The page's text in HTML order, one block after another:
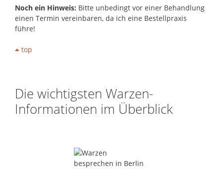
Noch ein Hinweis: Bitte unbedingt vor einer Behandlung
einen Termin vereinbaren, da ich eine Bestellpraxis
führe!
top
Die wichtigsten Warzen-
Informationen im Überblick